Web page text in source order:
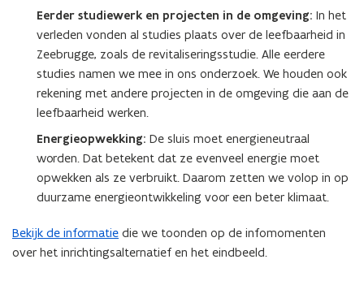
Eerder studiewerk en projecten in de omgeving: In het
verleden vonden al studies plaats over de leefbaarheid in
Zeebrugge, zoals de revitaliseringsstudie. Alle eerdere
studies namen we mee in ons onderzoek. We houden ook
rekening met andere projecten in de omgeving die aan de
leefbaarheid werken.
Energieopwekking: De sluis moet energieneutraal
worden. Dat betekent dat ze evenveel energie moet
opwekken als ze verbruikt. Daarom zetten we volop in op
duurzame energieontwikkeling voor een beter klimaat.
Bekijk de informatie die we toonden op de infomomenten
over het inrichtingsalternatief en het eindbeeld.